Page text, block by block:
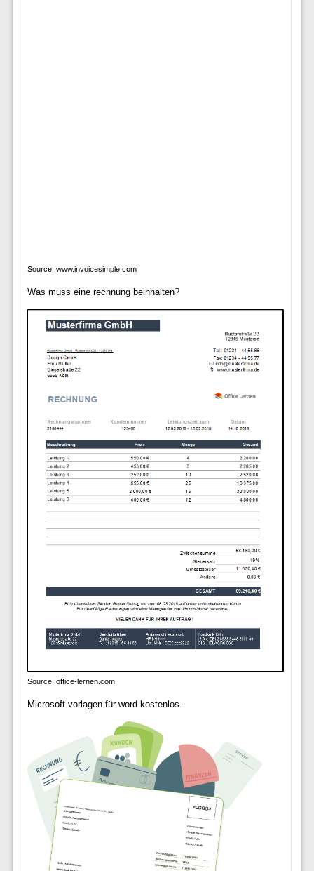
Source: www.invoicesimple.com
Was muss eine rechnung beinhalten?
Source: office-lernen.com
Microsoft vorlagen für word kostenlos.